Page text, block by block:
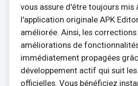
vous assure d'être toujours mis
l'application originale APK
améliorée. Ainsi, les
améliorations de
immédiatement propagées
développement actif qui suit
officielles. Vous bénéficiez